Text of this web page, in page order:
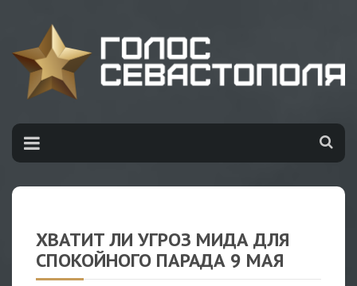
ХВАТИТ ЛИ УГРОЗ МИДА ДЛЯ
СПОКОЙНОГО ПАРАДА 9 МАЯ